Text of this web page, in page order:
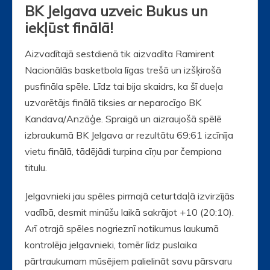
BK Jelgava uzveic Bukus un
iekļūst finālā!
Aizvadītajā sestdienā tik aizvadīta Ramirent
Nacionālās basketbola līgas trešā un izšķirošā
pusfināla spēle. Līdz tai bija skaidrs, ka šī dueļa
uzvarētājs finālā tiksies ar neparocīgo BK
Kandava/Anzāģe. Spraigā un aizraujošā spēlē
izbraukumā BK Jelgava ar rezultātu 69:61 izcīnīja
vietu finālā, tādējādi turpina cīņu par čempiona
titulu.
Jelgavnieki jau spēles pirmajā ceturtdaļā izvirzījās
vadībā, desmit minūšu laikā sakrājot +10 (20:10).
Arī otrajā spēles nogrieznī notikumus laukumā
kontrolēja jelgavnieki, tomēr līdz puslaika
pārtraukumam mūsējiem palielināt savu pārsvaru